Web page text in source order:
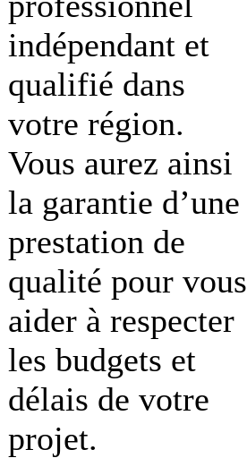
indépendant et
qualifié dans
votre région.
Vous aurez ainsi
la garantie d’une
prestation de
qualité pour vous
aider à respecter
les budgets et
délais de votre
projet.